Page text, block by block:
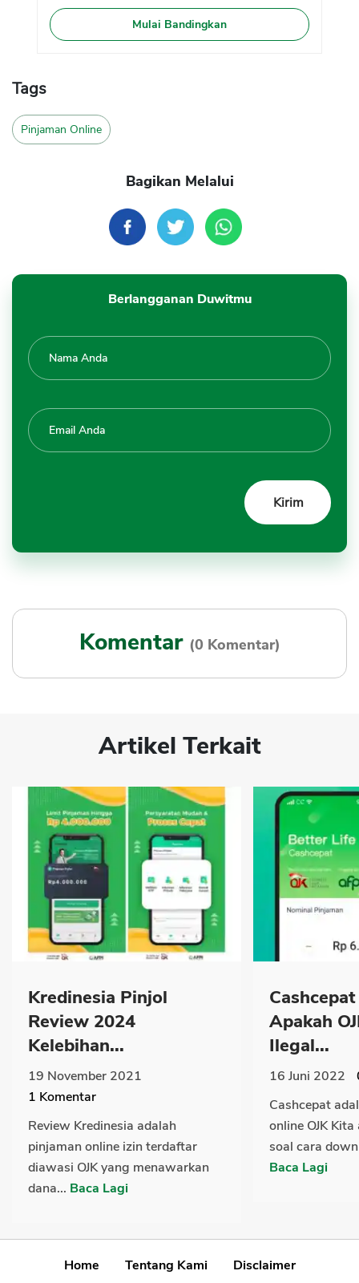
Mulai Bandingkan
Tags
Pinjaman Online
Bagikan Melalui
Berlangganan Duwitmu
Komentar (0 Komentar)
Artikel Terkait
Kredinesia Pinjol
Review 2024
Kelebihan...
19 November 2021
1 Komentar
Review Kredinesia adalah
pinjaman online izin terdaftar
diawasi OJK yang menawarkan
dana... Baca Lagi
Apakah
Ilegal...
16 Juni 2022
Cashcepat
online OJK
soal cara
Baca Lagi
Home Tentang Kami Disclaimer